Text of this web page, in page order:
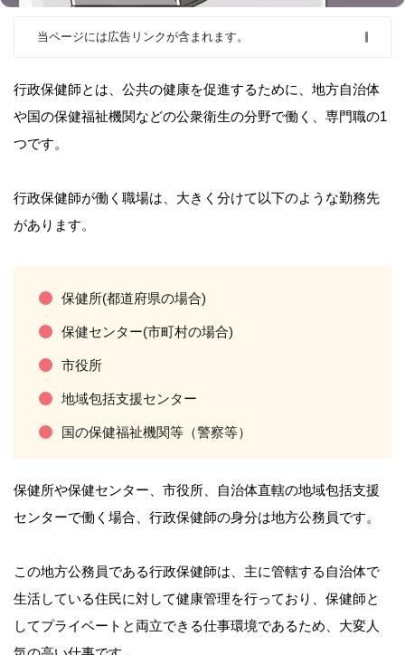
当ページには広告リンクが含まれます。
行政保健師とは、公共の健康を促進するために、地方自治体
や国の保健福祉機関などの公衆衛生の分野で働く、専門職の1
つです。
行政保健師が働く職場は、大きく分けて以下のような勤務先
があります。
保健所(都道府県の場合)
保健センター(市町村の場合)
市役所
地域包括支援センター
国の保健福祉機関等（警察等）
保健所や保健センター、市役所、自治体直轄の地域包括支援
センターで働く場合、行政保健師の身分は地方公務員です。
この地方公務員である行政保健師は、主に管轄する自治体で
生活している住民に対して健康管理を行っており、保健師と
してプライベートと両立できる仕事環境であるため、大変人